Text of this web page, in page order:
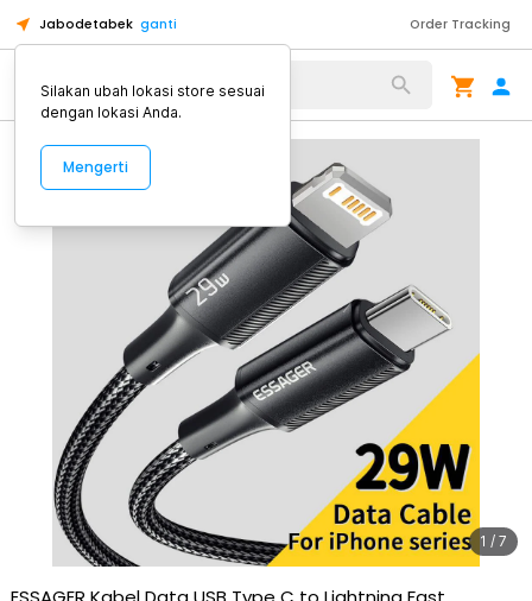
Jabodetabek ganti Order Tracking
Alat Kopi
1 / 7
Silakan ubah lokasi store sesuai
dengan lokasi Anda.
Mengerti